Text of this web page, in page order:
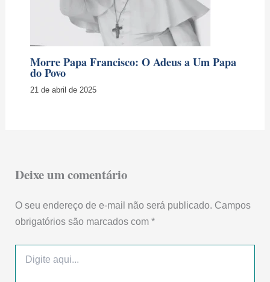
Morre Papa Francisco: O Adeus a Um Papa
do Povo
21 de abril de 2025
Deixe um comentário
O seu endereço de e-mail não será publicado. Campos
obrigatórios são marcados com*
aqui...